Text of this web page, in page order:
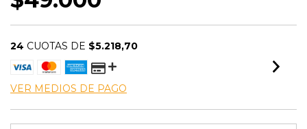
24 CUOTAS DE $5.218,70
VER MEDIOS DE PAGO